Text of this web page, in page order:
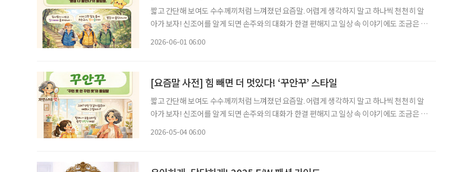
짧고 간단해 보여도 수수께끼처럼 느껴졌던 요즘말. 어렵게 생각하지 말고 하나씩 천천히 알
아가 보자! 신조어를 알게 되면 손주와의 대화가 한결 편해지고 일상 속 이야기에도 조금은 젊
2026-06-01 06:00
[요즘말 사전] 힘 빼면 더 멋있다! ‘꾸안꾸’ 스타일
짧고 간단해 보여도 수수께끼처럼 느껴졌던 요즘말. 어렵게 생각하지 말고 하나씩 천천히 알
아가 보자! 신조어를 알게 되면 손주와의 대화가 한결 편해지고 일상 속 이야기에도 조금은 젊
2026-05-04 06:00